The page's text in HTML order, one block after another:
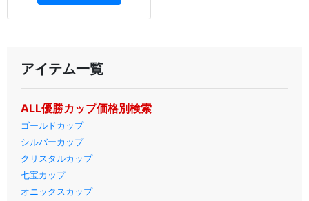
アイテム一覧
ALL優勝カップ価格別検索
ゴールドカップ
シルバーカップ
クリスタルカップ
七宝カップ
オニックスカップ